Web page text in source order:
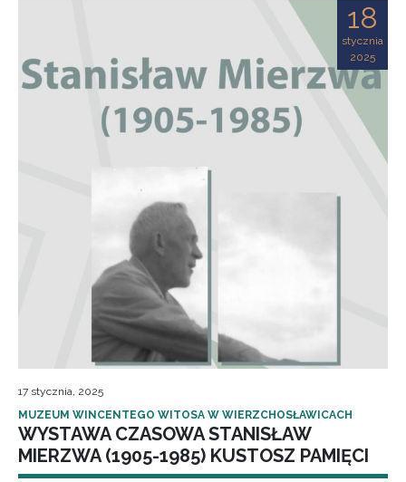
18
stycznia
2025
17 stycznia, 2025
MUZEUM WINCENTEGO WITOSA W WIERZCHOSŁAWICACH
WYSTAWA CZASOWA STANISŁAW
MIERZWA (1905-1985) KUSTOSZ PAMIĘCI